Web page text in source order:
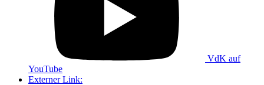
VdK auf
YouTube
Externer Link: